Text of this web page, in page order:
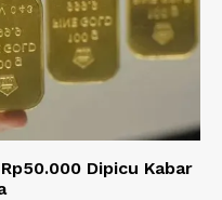
Dipicu Kabar